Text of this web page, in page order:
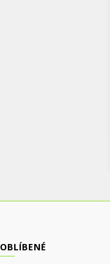
OBLÍBENÉ